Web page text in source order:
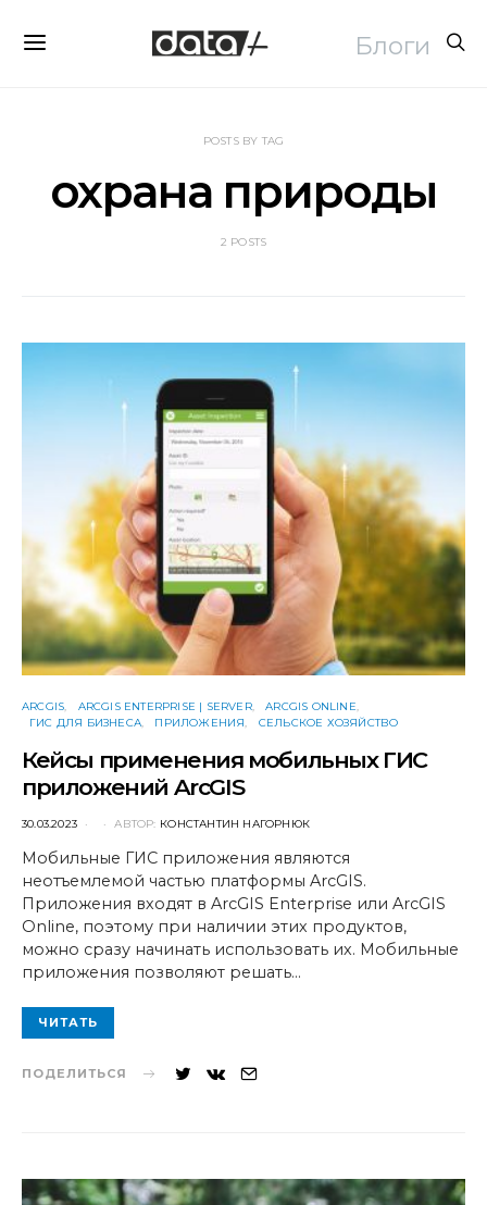
Блоги
POSTS BY TAG
охрана природы
2 POSTS
ARCGIS ARCGIS ENTERPRISE | SERVER
ARCGIS ONLINE
ГИС ДЛЯ БИЗНЕСА
ПРИЛОЖЕНИЯ СЕЛЬСКОЕ ХОЗЯЙСТВО
Кейсы применения мобильных ГИС
приложений ArcGIS
POSTED
30.03.2023 АВТОР: КОНСТАНТИН НАГОРНЮК
Мобильные ГИС приложения являются
неотъемлемой частью платформы ArcGIS.
Приложения входят в ArcGIS Enterprise или ArcGIS
Online, поэтому при наличии этих продуктов,
можно сразу начинать использовать их. Мобильные
приложения позволяют решать…
ЧИТАТЬ
ПОДЕЛИТЬСЯ